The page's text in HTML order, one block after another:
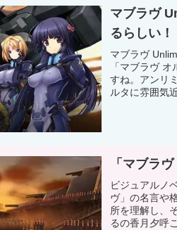
マブラヴ
るらしい！
マブラヴ
「マブラヴ
すね。アンリ
ルタに雰囲気
「マブラ
ビジュアルノ
ヴ」の名言や
所を理解し、
るの香月夕呼